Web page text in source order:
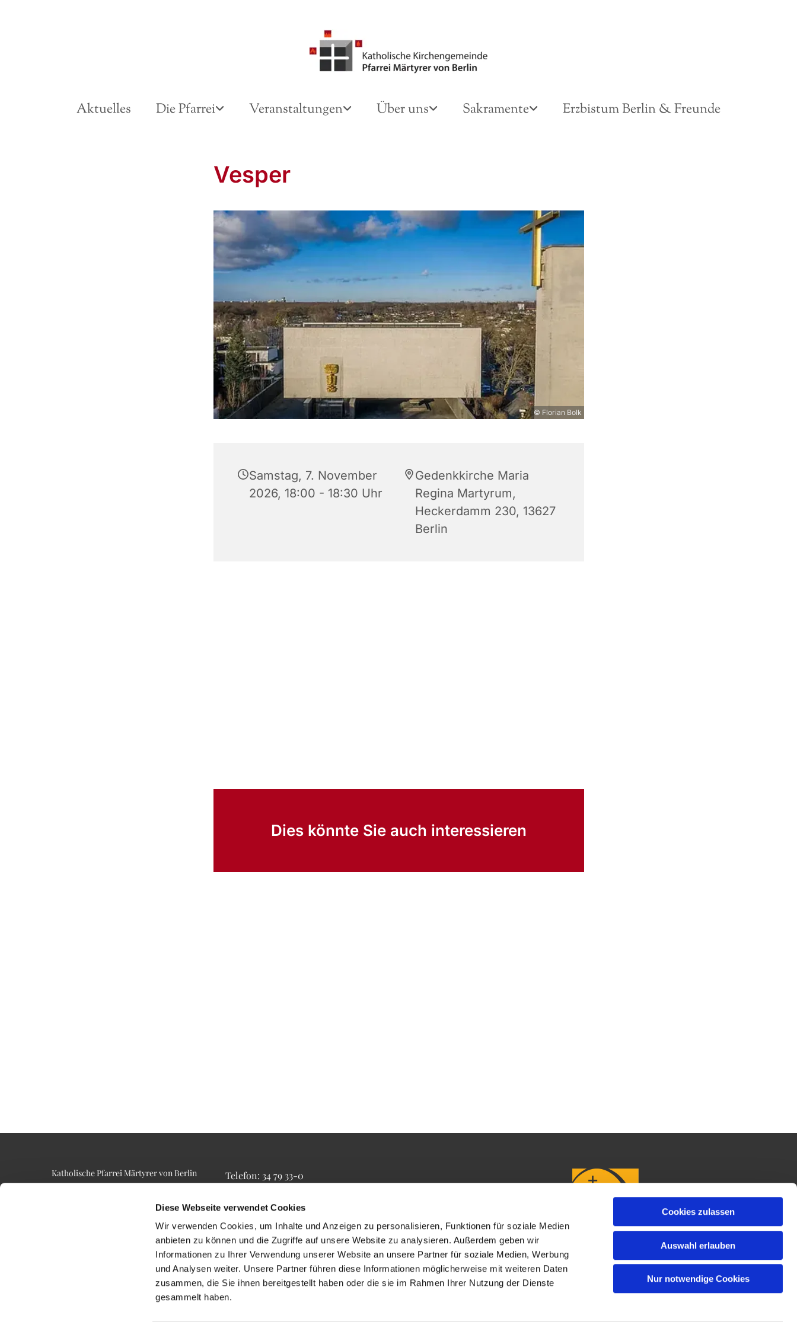
Diese Webseite verwendet Cookies
Wir verwenden Cookies, um Inhalte und Anzeigen zu personalisieren, Funktionen für soziale Medien
anbieten zu können und die Zugriffe auf unsere Website zu analysieren. Außerdem geben wir
Informationen zu Ihrer Verwendung unserer Website an unsere Partner für soziale Medien, Werbung
und Analysen weiter. Unsere Partner führen diese Informationen möglicherweise mit weiteren Daten
zusammen, die Sie ihnen bereitgestellt haben oder die sie im Rahmen Ihrer Nutzung der Dienste
gesammelt haben.
Cookies zulassen
Auswahl erlauben
Nur notwendige Cookies
Aktuelles Die Pfarrei Veranstaltungen Über uns Sakramente Erzbistum Berlin & Freunde
Vesper
© Florian Bolk
Samstag, 7. November
2026, 18:00 - 18:30 Uhr
Gedenkkirche Maria
Regina Martyrum,
Heckerdamm 230, 13627
Berlin
Dies könnte Sie auch interessieren
Katholische Pfarrei Märtyrer von Berlin
Alt-Lietzow 23
Telefon: 34 79 33-0
Email: pfarrbuero@maertyrer-von-berlin.de
Impressum ChurchDesk-Login